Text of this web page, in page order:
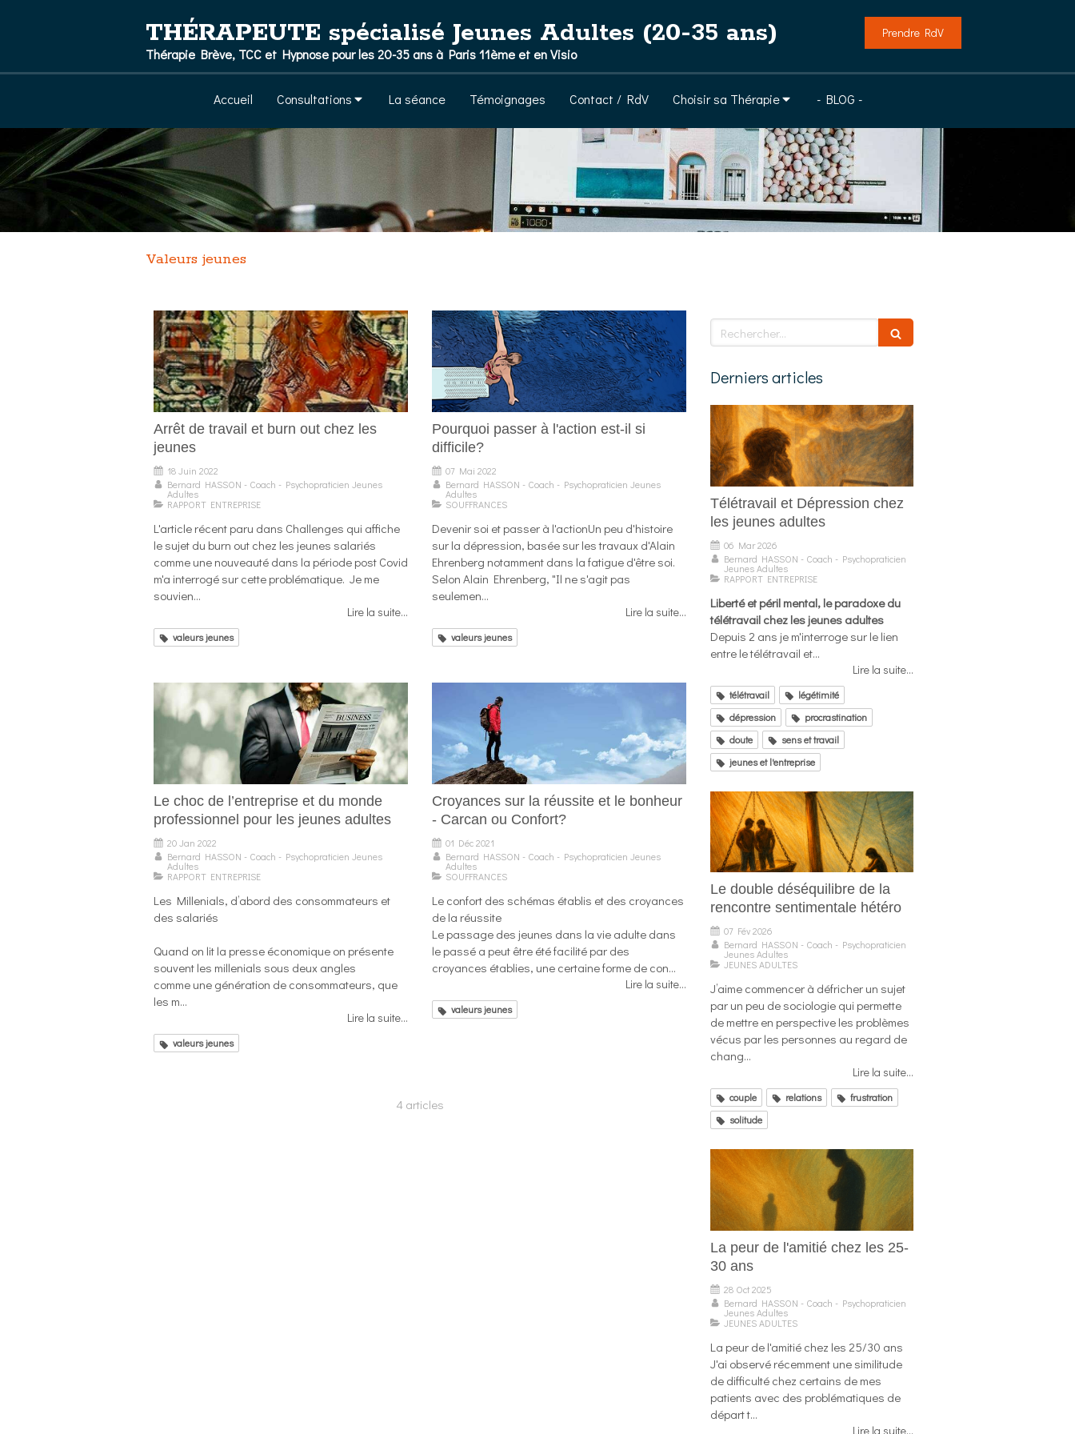
THÉRAPEUTE spécialisé Jeunes Adultes (20-35 ans)
Thérapie Brève, TCC et Hypnose pour les 20-35 ans à Paris 11ème et en Visio
Prendre RdV
Accueil Consultations La séance Témoignages Contact / RdV Choisir sa Thérapie - BLOG -
Valeurs jeunes
Arrêt de travail et burn out chez les
jeunes
18 Juin 2022
Bernard HASSON - Coach - Psychopraticien Jeunes
Adultes
RAPPORT ENTREPRISE
L'article récent paru dans Challenges qui affiche
le sujet du burn out chez les jeunes salariés
comme une nouveauté dans la période post Covid
m'a interrogé sur cette problématique. Je me
souvien...
Lire la suite...
valeurs jeunes
Pourquoi passer à l'action est-il si
difficile?
07 Mai 2022
Bernard HASSON - Coach - Psychopraticien Jeunes
Adultes
SOUFFRANCES
Devenir soi et passer à l'actionUn peu d'histoire
sur la dépression, basée sur les travaux d'Alain
Ehrenberg notamment dans la fatigue d'être soi.
Selon Alain Ehrenberg, "Il ne s'agit pas
seulemen...
Lire la suite...
valeurs jeunes
Le choc de l’entreprise et du monde
professionnel pour les jeunes adultes
20 Jan 2022
Bernard HASSON - Coach - Psychopraticien Jeunes
Adultes
RAPPORT ENTREPRISE
Les Millenials, d’abord des consommateurs et
des salariés
Quand on lit la presse économique on présente
souvent les millenials sous deux angles
comme une génération de consommateurs, que
les m...
Lire la suite...
valeurs jeunes
Croyances sur la réussite et le bonheur
- Carcan ou Confort?
01 Déc 2021
Bernard HASSON - Coach - Psychopraticien Jeunes
Adultes
SOUFFRANCES
Le confort des schémas établis et des croyances
de la réussite
Le passage des jeunes dans la vie adulte dans
le passé a peut être été facilité par des
croyances établies, une certaine forme de con...
Lire la suite...
valeurs jeunes
4 articles
Rechercher
Derniers articles
Télétravail et Dépression chez
les jeunes adultes
06 Mar 2026
Bernard HASSON - Coach - Psychopraticien
Jeunes Adultes
RAPPORT ENTREPRISE
Liberté et péril mental, le paradoxe du
télétravail chez les jeunes adultes
Depuis 2 ans je m'interroge sur le lien
entre le télétravail et...
Lire la suite...
télétravail
légétimité
dépression
procrastination
doute
sens et travail
jeunes et l'entreprise
Le double déséquilibre de la
rencontre sentimentale hétéro
07 Fév 2026
Bernard HASSON - Coach - Psychopraticien
Jeunes Adultes
JEUNES ADULTES
J’aime commencer à défricher un sujet
par un peu de sociologie qui permette
de mettre en perspective les problèmes
vécus par les personnes au regard de
chang...
Lire la suite...
couple relations
frustration
solitude
La peur de l'amitié chez les 25-
30 ans
28 Oct 2025
Bernard HASSON - Coach - Psychopraticien
Jeunes Adultes
JEUNES ADULTES
​La peur de l'amitié chez les 25/30 ans
J'ai observé récemment une similitude
de difficulté chez certains de mes
patients avec des problématiques de
départ t...
Lire la suite...